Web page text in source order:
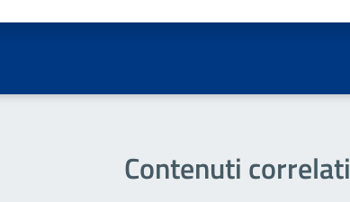
Contenuti correlati